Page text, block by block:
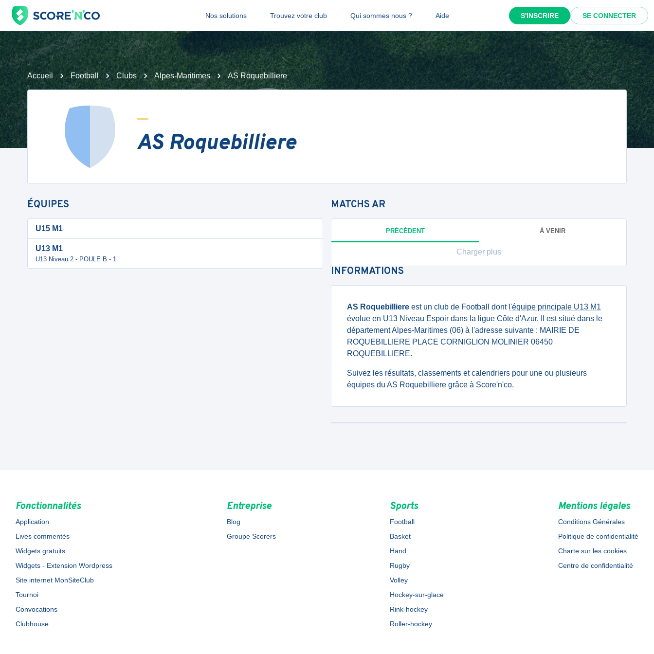
Nos solutions Trouvez votre club Qui sommes nous ? Aide S'INSCRIRE SE CONNECTER
Accueil Football Clubs Alpes-Maritimes AS Roquebilliere
AS Roquebilliere
ÉQUIPES
U15 M1
U13 M1
U13 Niveau 2 - POULE B - 1
MATCHSAR
PRÉCÉDENT À VENIR
Charger plus
INFORMATIONS
AS Roquebilliere est un club de Football dont l'équipe principale U13 M1
évolue en U13 Niveau Espoir dans la ligue Côte d'Azur. Il est situé dans le
département Alpes-Maritimes (06) à l'adresse suivante : MAIRIE DE
ROQUEBILLIERE PLACE CORNIGLION MOLINIER 06450
ROQUEBILLIERE.
Suivez les résultats, classements et calendriers pour une ou plusieurs
équipes du AS Roquebilliere grâce à Score'n'co.
Fonctionnalités
Application
Lives commentés
Widgets gratuits
Widgets - Extension Wordpress
Site internet MonSiteClub
Tournoi
Convocations
Clubhouse
Entreprise
Blog
Groupe Scorers
Sports
Football
Basket
Hand
Rugby
Volley
Hockey-sur-glace
Rink-hockey
Roller-hockey
Mentions légales
Conditions Générales
Politique de confidentialité
Charte sur les cookies
Centre de confidentialité